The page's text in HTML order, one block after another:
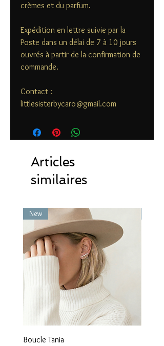
crèmes et du parfum.
Expédition en lettre suivie par la
Poste dans un délai de 7 à 10 jours
ouvrés à partir de la confirmation de
commande.
Contact :
littlesisterbycaro@gmail.com
Articles
similaires
New
Boucle Tania